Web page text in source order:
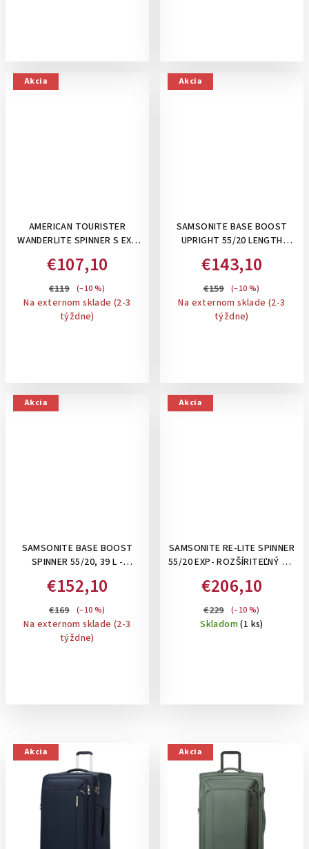
Akcia
AMERICAN TOURISTER
WANDERLITE SPINNER S EXP
ROZŠÍRITEĽNÝ NA 49,5 L:
DARK NAVY
€107,10
€119 (–10 %)
Na externom sklade (2-3
týždne)
Akcia
SAMSONITE BASE BOOST
UPRIGHT 55/20 LENGTH
NA 2 KOLIESKACH: NAVY BLUE
€143,10
€159 (–10 %)
Na externom sklade (2-3
týždne)
Akcia
SAMSONITE BASE BOOST
SPINNER 55/20, 39 L -
KOLIESKACH: BLACK
€152,10
€169 (–10 %)
Na externom sklade (2-3
týždne)
Akcia
SAMSONITE RE-LITE SPINNER
55/20 EXP- ROZŠÍRITEĽNÝ 39-
BALIACE KOCKY A
PERSONIFIKAČNÉ NÁLEPKY V
CENE: BLACK
€206,10
€229 (–10 %)
Skladom(1 ks)
Akcia Akcia